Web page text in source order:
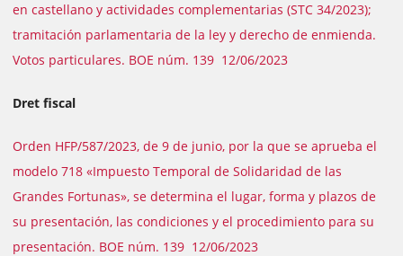
en castellano y actividades complementarias (STC 34/2023);
tramitación parlamentaria de la ley y derecho de enmienda.
Votos particulares. BOE núm. 139 12/06/2023
Dret fiscal
Orden HFP/587/2023, de 9 de junio, por la que se aprueba el
modelo 718 «Impuesto Temporal de Solidaridad de las
Grandes Fortunas», se determina el lugar, forma y plazos de
su presentación, las condiciones y el procedimiento para su
presentación. BOE núm. 139 12/06/2023